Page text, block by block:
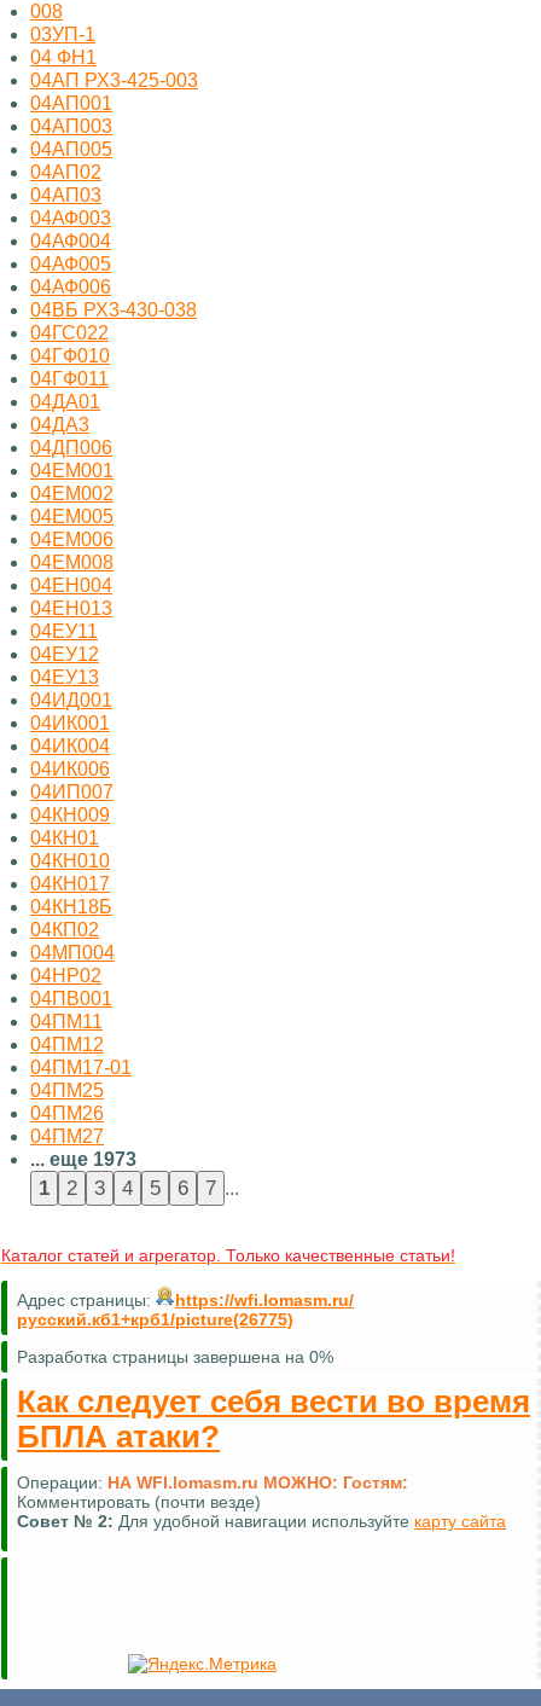
008
03УП-1
04 ФН1
04АП РХ3-425-003
04АП001
04АП003
04АП005
04АП02
04АП03
04АФ003
04АФ004
04АФ005
04АФ006
04ВБ РХ3-430-038
04ГС022
04ГФ010
04ГФ011
04ДА01
04ДА3
04ДП006
04ЕМ001
04ЕМ002
04ЕМ005
04ЕМ006
04ЕМ008
04ЕН004
04ЕН013
04ЕУ11
04ЕУ12
04ЕУ13
04ИД001
04ИК001
04ИК004
04ИК006
04ИП007
04КН009
04КН01
04КН010
04КН017
04КН18Б
04КП02
04МП004
04НР02
04ПВ001
04ПМ11
04ПМ12
04ПМ17-01
04ПМ25
04ПМ26
04ПМ27
... еще 1973
...
Каталог статей и агрегатор. Только качественные статьи!
Адрес страницы:
https://wfi.lomasm.ru/
русский.кб1+крб1/picture(26775)
Разработка страницы завершена на 0%
Как следует себя вести во время
БПЛА атаки?
Операции: НА WFI.lomasm.ru МОЖНО: Гостям:
Комментировать (почти везде)
Совет № 2: Для удобной навигации используйте карту сайта